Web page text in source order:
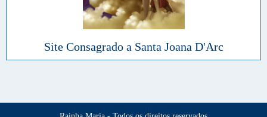
Site Consagrado a Santa Joana D'Arc